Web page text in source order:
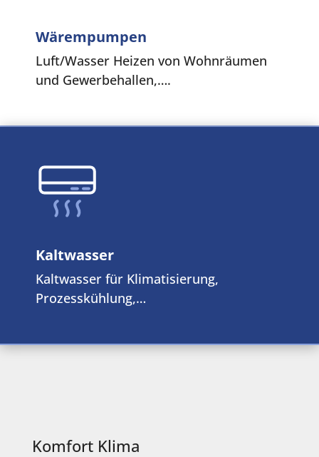
Wärempumpen
Luft/Wasser Heizen von Wohnräumen
und Gewerbehallen,….
Kaltwasser
Kaltwasser für Klimatisierung,
Prozesskühlung,…
Komfort Klima